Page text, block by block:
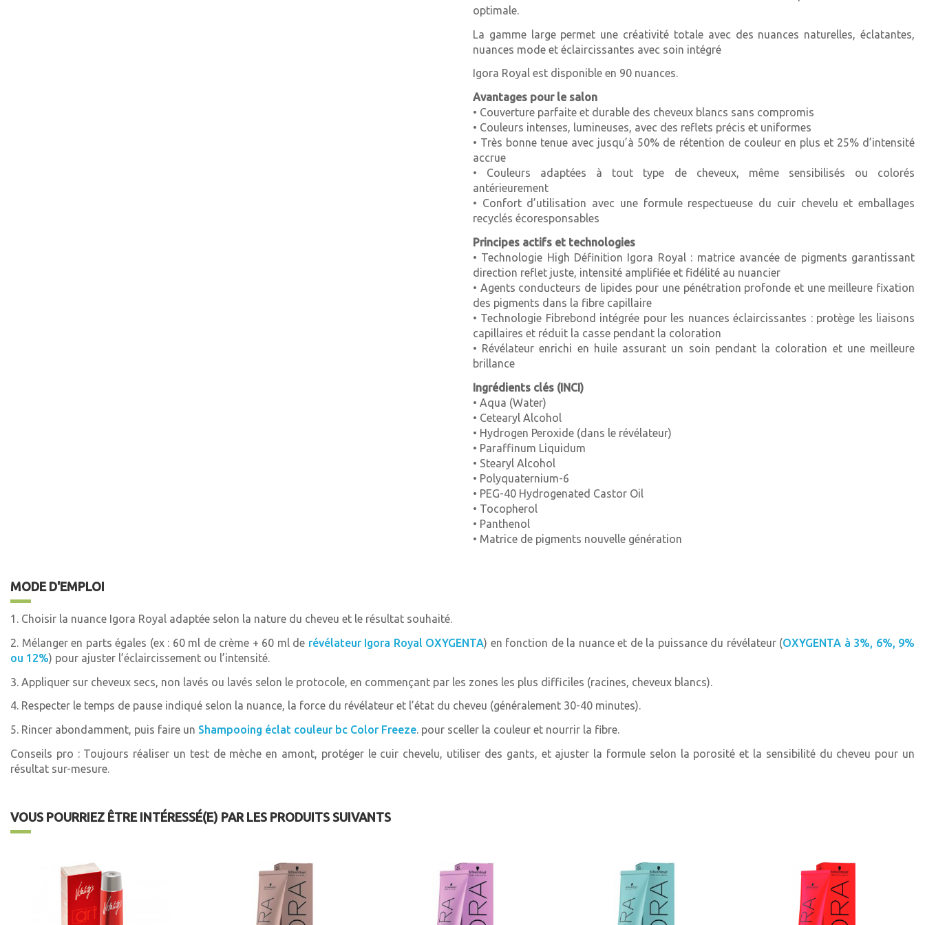
6-77 Blond foncé cuivré extra
6-88 Blond foncé rouge extra
7-0 Blond moyen
7-00 Blond moyen naturel extra
7-1 Blond moyen cendré
7-13 Blond Moyen Cendré Mat
7-21 Blond moyen fumé cendré
7-24 Blond moyen fumé beige
7-4 Blond Beige
7-42 blond moyen fumé
7-48 blond moyen beige rouge
7-55 Blond moyen doré extra
7-57 Blond moyen doré cuivré
7-65 Blond moyen marron doré
7-76 Blond moyen cuivré marron
7-77 Blond moyen cuivré extra
8-0 Blond clair
8-00 Blond clair naturel extra
8-21 Blond clair fumé cendré
8-4 Blond clair Beige
8-46 Blond clair beige marron
8-65 Blond clair marron doré
8-77 Blond clair cuivré extra
9,5-31 Blond pastel menthe
optimale.
La gamme large permet une créativité totale avec des nuances naturelles, éclatantes,
nuances mode et éclaircissantes avec soin intégré
Igora Royal est disponible en 90 nuances.
Avantages pour le salon
• Couverture parfaite et durable des cheveux blancs sans compromis
• Couleurs intenses, lumineuses, avec des reflets précis et uniformes
• Très bonne tenue avec jusqu’à 50% de rétention de couleur en plus et 25% d’intensité
accrue
• Couleurs adaptées à tout type de cheveux, même sensibilisés ou colorés
antérieurement
• Confort d’utilisation avec une formule respectueuse du cuir chevelu et emballages
recyclés écoresponsables
Principes actifs et technologies
• Technologie High Définition Igora Royal : matrice avancée de pigments garantissant
direction reflet juste, intensité amplifiée et fidélité au nuancier
• Agents conducteurs de lipides pour une pénétration profonde et une meilleure fixation
des pigments dans la fibre capillaire
• Technologie Fibrebond intégrée pour les nuances éclaircissantes : protège les liaisons
capillaires et réduit la casse pendant la coloration
• Révélateur enrichi en huile assurant un soin pendant la coloration et une meilleure
brillance
Ingrédients clés (INCI)
• Aqua (Water)
• Cetearyl Alcohol
• Hydrogen Peroxide (dans le révélateur)
• Paraffinum Liquidum
• Stearyl Alcohol
• Polyquaternium-6
• PEG-40 Hydrogenated Castor Oil
• Tocopherol
• Panthenol
• Matrice de pigments nouvelle génération
MODE D'EMPLOI
1. Choisir la nuance Igora Royal adaptée selon la nature du cheveu et le résultat souhaité.
2. Mélanger en parts égales (ex : 60 ml de crème + 60 ml de révélateur Igora Royal OXYGENTA) en fonction de la nuance et de la puissance du révélateur (OXYGENTA à 3%, 6%, 9%
ou 12%) pour ajuster l’éclaircissement ou l’intensité.
3. Appliquer sur cheveux secs, non lavés ou lavés selon le protocole, en commençant par les zones les plus difficiles (racines, cheveux blancs).
4. Respecter le temps de pause indiqué selon la nuance, la force du révélateur et l’état du cheveu (généralement 30-40 minutes).
5. Rincer abondamment, puis faire un Shampooing éclat couleur bc Color Freeze. pour sceller la couleur et nourrir la fibre.
Conseils pro : Toujours réaliser un test de mèche en amont, protéger le cuir chevelu, utiliser des gants, et ajuster la formule selon la porosité et la sensibilité du cheveu pour un
résultat sur-mesure.
VOUS POURRIEZ ÊTRE INTÉRESSÉ(E) PAR LES PRODUITS SUIVANTS